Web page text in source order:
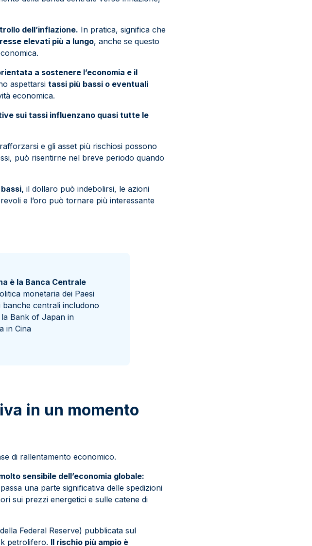
dell’inflazione. In pratica, significa che
elevati più a lungo, anche se questo
a sostenere l’economia e il
aspettarsitassi più bassi o eventuali
economica.
sui tassi influenzano quasi tutte le
e gli asset più rischiosi possono
può risentirne nel breve periodo quando
il dollaro può indebolirsi, le azioni
e l’oro può tornare più interessante
è la Banca Centrale
monetaria dei Paesi
banche centrali includono
Bank of Japan in
in Cina
in un momento
di rallentamento economico.
sensibile dell’economia globale:
una parte significativa delle spedizioni
sui prezzi energetici e sulle catene di
Federal Reserve) pubblicata sul
petrolifero. Il rischio più ampio è